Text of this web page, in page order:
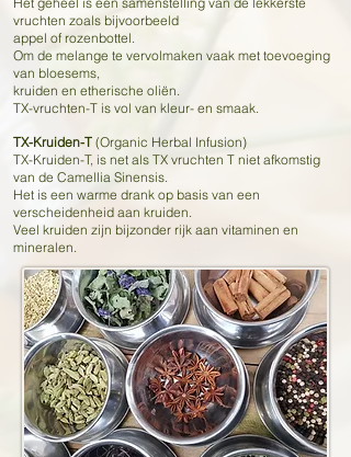
vruchten zoals bijvoorbeeld
appel of rozenbottel.
Om de melange te vervolmaken vaak met toevoeging
van bloesems,
kruiden en etherische oliën.
TX-vruchten-T is vol van kleur- en smaak.
TX-Kruiden-T (Organic Herbal Infusion)
TX-Kruiden-T, is net als TX vruchten T niet afkomstig
van de Camellia Sinensis.
Het is een warme drank op basis van een
verscheidenheid aan kruiden.
Veel kruiden zijn bijzonder rijk aan vitaminen en
mineralen.